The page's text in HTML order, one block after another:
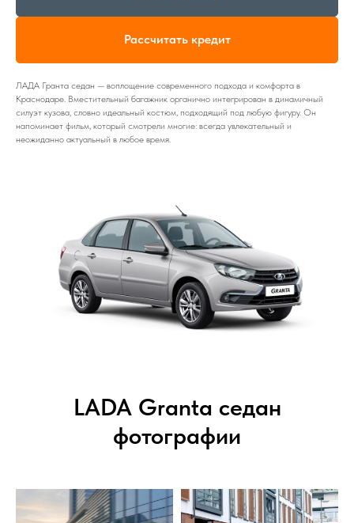
Рассчитать кредит
ЛАДА Гранта седан — воплощение современного подхода и комфорта в
Краснодаре. Вместительный багажник органично интегрирован в динамичный
силуэт кузова, словно идеальный костюм, подходящий под любую фигуру. Он
напоминает фильм, который смотрели многие: всегда увлекательный и
неожиданно актуальный в любое время.
LADA Granta седан
фотографии